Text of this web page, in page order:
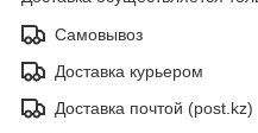
Самовывоз
Доставка курьером
Доставка почтой (post.kz)